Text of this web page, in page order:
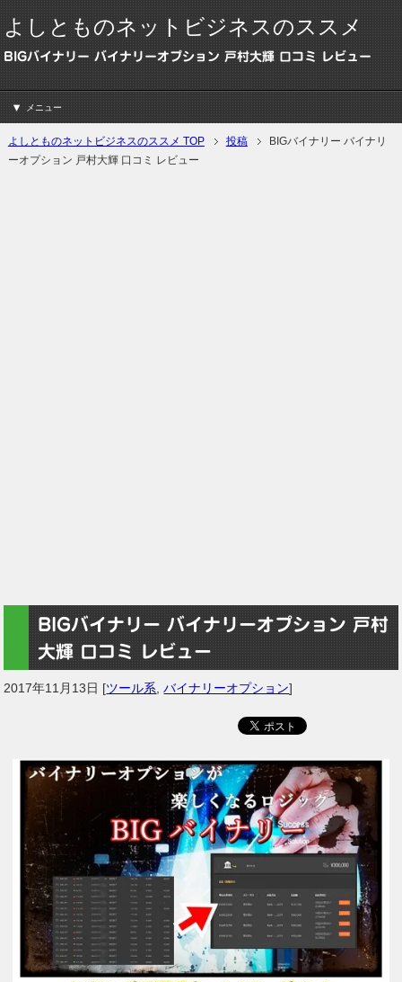
よしとものネットビジネスのススメ
BIGバイナリー バイナリーオプション 戸村大輝 口コミ レビュー
メニュー
よしとものネットビジネスのススメ TOP 投稿
BIGバイナリー バイナリ
ーオプション 戸村大輝 口コミ レビュー
BIGバイナリー バイナリーオプション 戸村
大輝 口コミ レビュー
2017年11月13日 [ツール系 ,バイナリーオプション]